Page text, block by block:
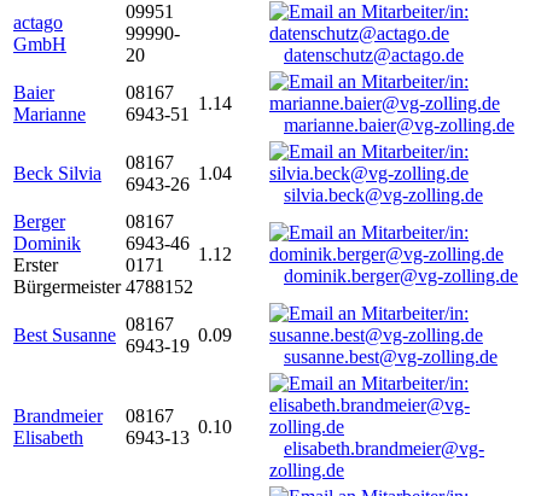
actago
GmbH
09951
99990-
20
datenschutz@actago.de
Baier
Marianne
08167
6943-51
1.14
marianne.baier@vg-zolling.de
Beck Silvia
08167
6943-26
1.04
silvia.beck@vg-zolling.de
Berger
Dominik
Erster
Bürgermeister
08167
6943-46
0171
4788152
1.12
dominik.berger@vg-zolling.de
Best Susanne
08167
6943-19
0.09
susanne.best@vg-zolling.de
Brandmeier
Elisabeth
08167
6943-13
0.10
elisabeth.brandmeier@vg-
zolling.de